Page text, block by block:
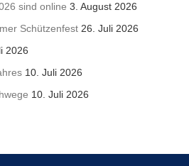
sind online 3. August 2026
Schützenfest 26. Juli 2026
2026
10. Juli 2026
10. Juli 2026